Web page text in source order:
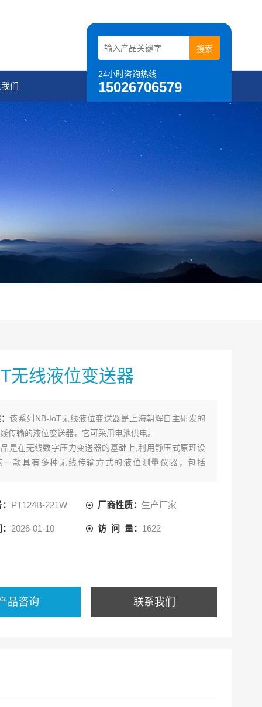
24小时咨询热线
15026706579
们
无线液位变送器
该系列NB-IoT无线液位变送器是上海朝辉自主研发的
传输的液位变送器，它可采用电池供电。
是在无线数字压力变送器的基础上,利用静压式原理设
一款具有多种无线传输方式的液位测量仪器，包括
PT124B-221W 厂商性质： 生产厂家
2026-01-10 访 问 量： 1622
品咨询 联系我们